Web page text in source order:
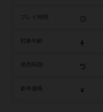
参考価格